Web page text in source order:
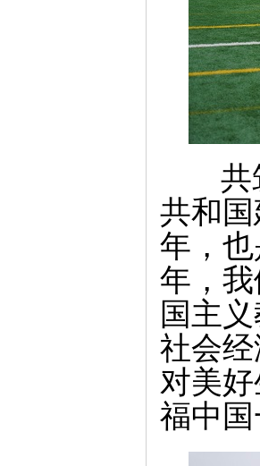
共
共和
年，
年，
国主
社会
对美
福中